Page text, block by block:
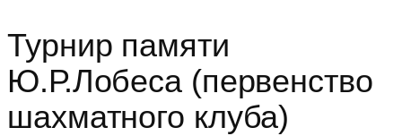
Турнир памяти
Ю.Р.Лобеса (первенство
шахматного клуба)